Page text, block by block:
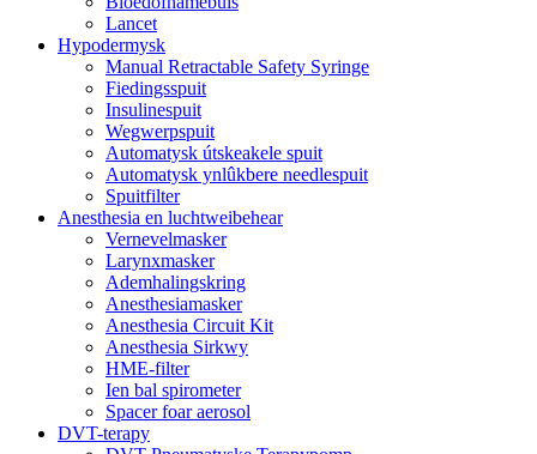
Lancet
Hypodermysk
Manual Retractable Safety Syringe
Fiedingsspuit
Insulinespuit
Wegwerpspuit
Automatysk útskeakele spuit
Automatysk ynlûkbere needlespuit
Spuitfilter
Anesthesia en luchtweibehear
Vernevelmasker
Larynxmasker
Ademhalingskring
Anesthesiamasker
Anesthesia Circuit Kit
Anesthesia Sirkwy
HME-filter
Ien bal spirometer
Spacer foar aerosol
DVT-terapy